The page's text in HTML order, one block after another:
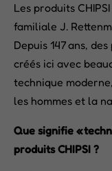
Les produits
familiale J.
Depuis 147 ans,
créés ici avec
technique
les hommes et la
Que signifie «
produits CHIPSI ?